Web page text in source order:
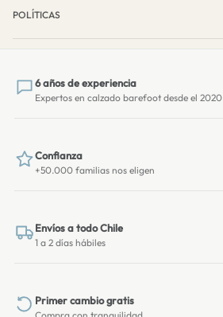
POLÍTICAS
6 años de experiencia
Expertos en calzado barefoot desde el 2020
Confianza
+50.000 familias nos eligen
Envíos a todo Chile
1 a 2 días hábiles
Primer cambio gratis